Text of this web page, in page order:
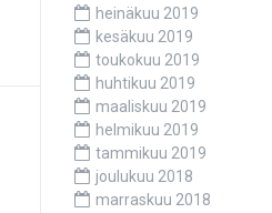
heinäkuu 2019
kesäkuu 2019
toukokuu 2019
huhtikuu 2019
maaliskuu 2019
helmikuu 2019
tammikuu 2019
joulukuu 2018
marraskuu 2018